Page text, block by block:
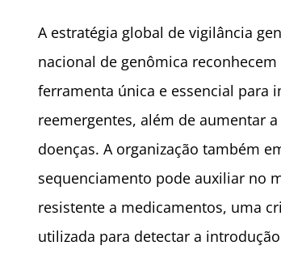
A estratégia global de vigilância
nacional de genômica
ferramenta única e essencial para
reemergentes, além de aumentar
doenças. A organização também
sequenciamento pode auxiliar no
resistente a medicamentos, uma
utilizada para detectar a